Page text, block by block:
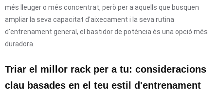
més lleuger o més concentrat, però per a aquells que busquen
ampliar la seva capacitat d'aixecament i la seva rutina
d'entrenament general, el bastidor de potència és una opció més
duradora.
Triar el millor rack per a tu: consideracions
clau basades en el teu estil d'entrenament